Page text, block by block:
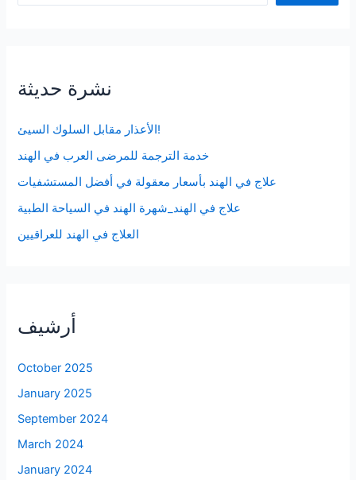
نشرة حديثة
الأعذار مقابل السلوك السيئ!
خدمة الترجمة للمرضى العرب في الهند
علاج في الهند بأسعار معقولة في أفضل المستشفيات
علاج في الهند_شهرة الهند في السياحة الطبية
العلاج في الهند للعراقيين
أرشيف
October 2025
January 2025
September 2024
March 2024
January 2024